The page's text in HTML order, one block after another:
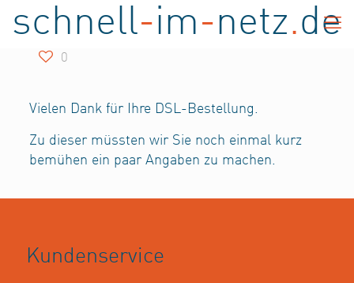
schnell-im-netz.de
0
Vielen Dank für Ihre DSL-Bestellung.
Zu dieser müssten wir Sie noch einmal kurz
bemühen ein paar Angaben zu machen.
Kundenservice